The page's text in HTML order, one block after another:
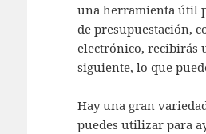
una herramienta útil
de presupuestación,
electrónico, recibirás
siguiente, lo que
Hay una gran
puedes utilizar para